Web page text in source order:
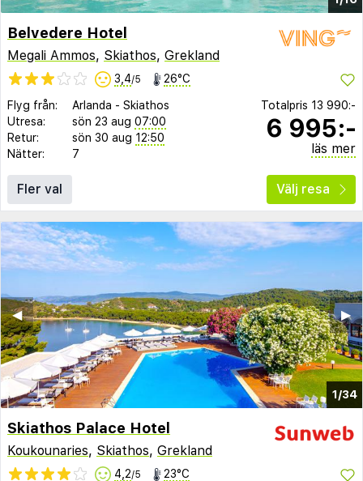
Belvedere Hotel
Megali Ammos, Skiathos, Grekland
3,4/5 26°C
Flyg från: Arlanda - Skiathos
Utresa:
sön 23 aug 07:00
Retur:
sön 30 aug 12:50
Nätter:
7
Totalpris 13 990:-
6 995:-
läs mer
Fler val Välj resa
1/34
▶︎
◀︎
Skiathos Palace Hotel
Koukounaries, Skiathos, Grekland
4,2/5 23°C